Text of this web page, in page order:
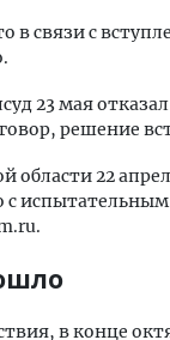
в связи с
23 мая
решение
области 22
с
в конце